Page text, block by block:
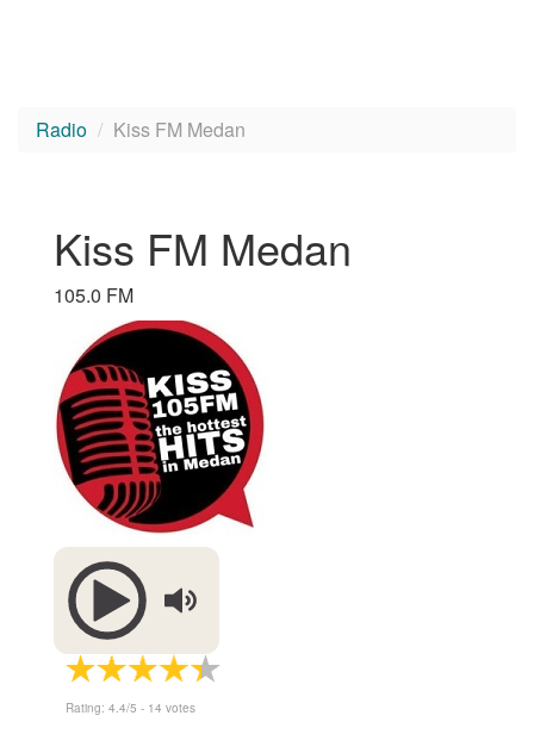
Radio Kiss FM Medan
Kiss FM Medan
105.0 FM
Rating: 4.4/5 - 14 votes